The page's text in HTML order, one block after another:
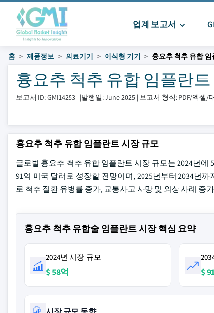
업계 보고서
홈 제품정보 의료기기 이식형 기기 흉요추 척추 유합
흉요추 척추 유합 임플란트
보고서 ID: GMI14253 |발행일: June 2025 | 보고서 형식: PDF/엑셀/
흉요추 척추 유합 임플란트 시장 규모
글로벌 흉요추 척추 유합 임플란트 시장 규모는 2024년에
91억 미국 달러로 성장할 전망이며, 2025년부터 2034년
로 척추 질환 유병률 증가, 교통사고 사망 및 외상 사례 증
흉요추 척추 유합술 임플란트 시장 핵심 요약
2024년 시장 규모
$ 58억 $